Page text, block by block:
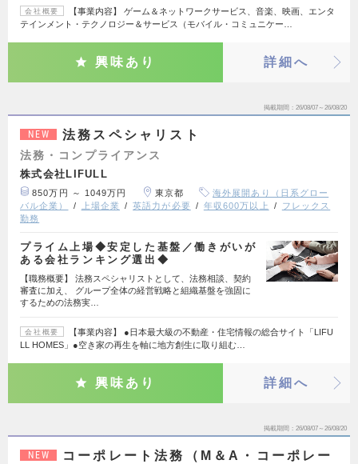
会社概要
【事業内容】 ゲーム＆ネットワークサービス、音楽、映画、エンタ
テインメント・テクノロジー＆サービス（モバイル・コミュニケー…
興味あり 詳細へ
掲載期間 26/08/07～26/08/20
NEW 法務スペシャリスト
法務・コンプライアンス
株式会社LIFULL
850万円 ～ 1049万円 東京都
海外展開あり（日系グロー
バル企業）
上場企業 英語力が必要 年収600万以上
フレックス
勤務
プライム上場◆安定した基盤／働きがいが
ある会社ランキング選出◆
【職務概要】 法務スペシャリストとして、法務相談、契約
審査に加え、 グループ全体の経営戦略と組織基盤を強固に
するための法務実…
会社概要
【事業内容】 ●日本最大級の不動産・住宅情報の総合サイト「LIFU
LL HOMES」●空き家の再生を軸に地方創生に取り組む…
興味あり 詳細へ
掲載期間 26/08/07～26/08/20
NEW
コーポレート法務（M＆A・コーポレー